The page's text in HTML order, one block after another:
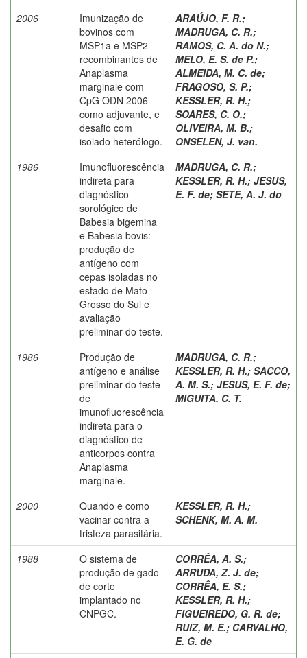
2006
Imunização de
bovinos com
MSP1a e MSP2
recombinantes de
Anaplasma
marginale com
CpG ODN 2006
como adjuvante, e
desafio com
isolado heterólogo.
ARAÚJO, F. R.;
MADRUGA, C. R.;
RAMOS, C. A. do N.;
MELO, E. S. de P.;
ALMEIDA, M. C. de;
FRAGOSO, S. P.;
KESSLER, R. H.;
SOARES, C. O.;
OLIVEIRA, M. B.;
ONSELEN, J. van.
1986
Imunofluorescência
indireta para
diagnóstico
sorológico de
Babesia bigemina
e Babesia bovis:
produção de
antígeno com
cepas isoladas no
estado de Mato
Grosso do Sul e
avaliação
preliminar do teste.
MADRUGA, C. R.;
KESSLER, R. H.; JESUS,
E. F. de; SETE, A. J. do
1986
Produção de
antígeno e análise
preliminar do teste
de
imunofluorescência
indireta para o
diagnóstico de
anticorpos contra
Anaplasma
marginale.
MADRUGA, C. R.;
KESSLER, R. H.; SACCO,
A. M. S.; JESUS, E. F. de;
MIGUITA, C. T.
2000
Quando e como
vacinar contra a
tristeza parasitária.
KESSLER, R. H.;
SCHENK, M. A. M.
1988
O sistema de
produção de gado
de corte
implantado no
CNPGC.
CORRÊA, A. S.;
ARRUDA, Z. J. de;
CORRÊA, E. S.;
KESSLER, R. H.;
FIGUEIREDO, G. R. de;
RUIZ, M. E.; CARVALHO,
E. G. de